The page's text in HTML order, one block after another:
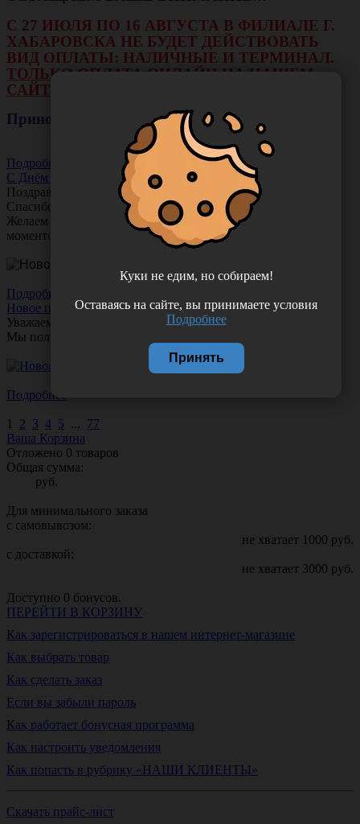
С 27 ИЮЛЯ ПО 16 АВГУСТА В ФИЛИАЛЕ Г.
ХАБАРОВСКА НЕ БУДЕТ ДЕЙСТВОВАТЬ
ВИД ОПЛАТЫ: НАЛИЧНЫЕ И ТЕРМИНАЛ.
ТОЛЬКО ОПЛАТА ОНЛАЙН НА НАШЕМ
САЙТЕ ИЛИ ЧЕРЕЗ РАСЧЕТНЫЙ СЧЕТ.
Приносим свои извинения!
Подробнее
С Днём Акушера-Гинеколога!
Поздравляем с Днём Акушера-Гинеколога!
Спасибо за ваш труд, заботу и тепло!
Желаем вам любви, здоровья и множество счастливых
моментов!
Подробнее
Новое поступление!
Уважаемые клиенты!
Мы получили новое поступление шприцев
Подробнее
1 2 3 4 5 ... 77
Ваша Корзина
Отложено 0 товаров
Общая сумма:
руб.
Для минимального заказа
с самовывозом:
не хватает 1000 руб.
с доставкой:
не хватает 3000 руб.
Доступно 0 бонусов.
ПЕРЕЙТИ В КОРЗИНУ
Как зарегистрироваться в нашем интернет-магазине
Как выбрать товар
Как сделать заказ
Если вы забыли пароль
Как работает бонусная программа
Как настроить уведомления
Как попасть в рубрику «НАШИ КЛИЕНТЫ»
Скачать прайс-лист
Куки не едим, но собираем!
Оставаясь на сайте, вы принимаете условия
Подробнее
Принять